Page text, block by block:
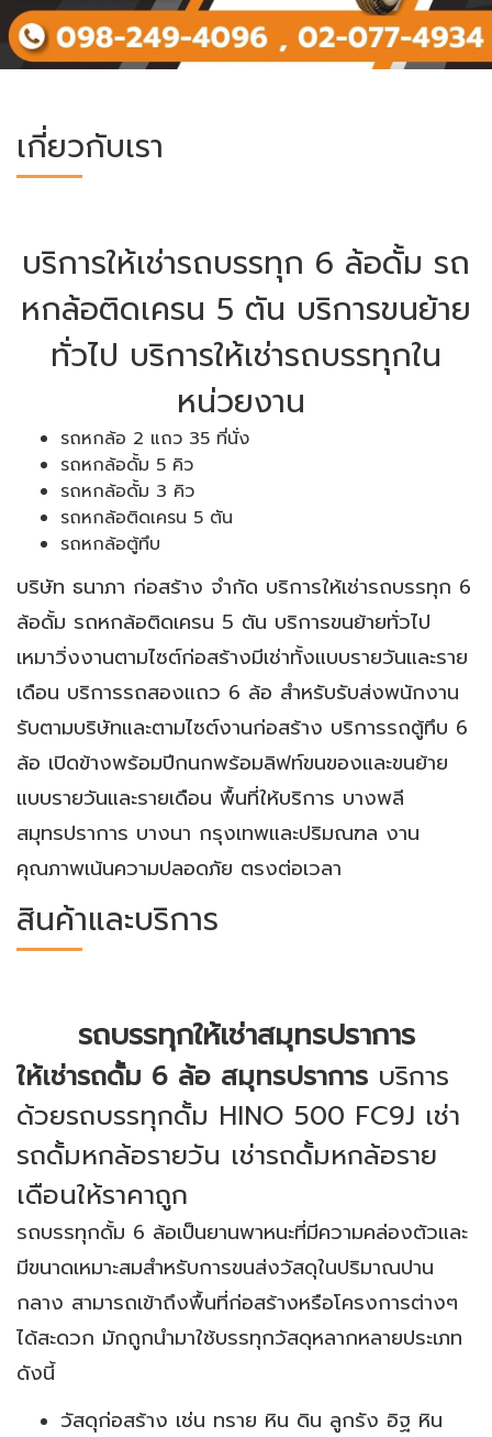
เกี่ยวกับเรา
บริการให้เช่ารถบรรทุก 6 ล้อดั้ม รถ
หกล้อติดเครน 5 ตัน บริการขนย้าย
ทั่วไป บริการให้เช่ารถบรรทุกใน
หน่วยงาน
รถหกล้อ 2 แถว 35 ที่นั่ง
รถหกล้อดั้ม 5 คิว
รถหกล้อดั้ม 3 คิว
รถหกล้อติดเครน 5 ตัน
รถหกล้อตู้ทึบ
บริษัท ธนาภา ก่อสร้าง จำกัด บริการให้เช่ารถบรรทุก 6
ล้อดั้ม รถหกล้อติดเครน 5 ตัน บริการขนย้ายทั่วไป
เหมาวิ่งงานตามไซต์ก่อสร้างมีเช่าทั้งแบบรายวันและราย
เดือน บริการรถสองแถว 6 ล้อ สำหรับรับส่งพนักงาน
รับตามบริษัทและตามไซต์งานก่อสร้าง บริการรถตู้ทึบ 6
ล้อ เปิดข้างพร้อมปีกนกพร้อมลิฟท์ขนของและขนย้าย
แบบรายวันและรายเดือน พื้นที่ให้บริการ บางพลี
สมุทรปราการ บางนา กรุงเทพและปริมณฑล งาน
คุณภาพเน้นความปลอดภัย ตรงต่อเวลา
สินค้าและบริการ
รถบรรทุกให้เช่าสมุทรปราการ
ให้เช่ารถดั้ม 6 ล้อ สมุทรปราการ บริการ
ด้วยรถบรรทุกดั้ม HINO 500 FC9J เช่า
รถดั้มหกล้อรายวัน เช่ารถดั้มหกล้อราย
เดือนให้ราคาถูก
รถบรรทุกดั้ม 6 ล้อเป็นยานพาหนะที่มีความคล่องตัวและ
มีขนาดเหมาะสมสำหรับการขนส่งวัสดุในปริมาณปาน
กลาง สามารถเข้าถึงพื้นที่ก่อสร้างหรือโครงการต่างๆ
ได้สะดวก มักถูกนำมาใช้บรรทุกวัสดุหลากหลายประเภท
ดังนี้
วัสดุก่อสร้าง เช่น ทราย หิน ดิน ลูกรัง อิฐ หิน